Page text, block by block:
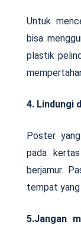
Untuk
bisa
plastik
4. Lindungi
Poster
pada
berjamur.
tempat yang
5.Jangan